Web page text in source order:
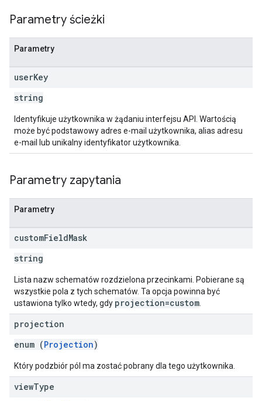
Parametry ścieżki
Parametry
userKey
string
Identyfikuje użytkownika w żądaniu interfejsu API. Wartością
może być podstawowy adres e-mail użytkownika, alias adresu
e-mail lub unikalny identyfikator użytkownika.
Parametry zapytania
Parametry
customFieldMask
string
Lista nazw schematów rozdzielona przecinkami. Pobierane są
wszystkie pola z tych schematów. Ta opcja powinna być
ustawiona tylko wtedy, gdy projection=custom
projection
enum (Projection)
Który podzbiór pól ma zostać pobrany dla tego użytkownika.
viewType